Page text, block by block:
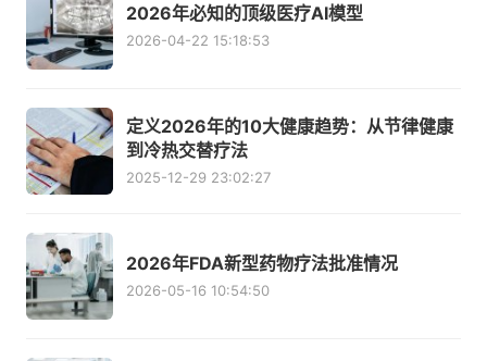
2026年必知的顶级医疗AI模型
2026-04-22 15:18:53
定义2026年的10大健康趋势：从节律健康
到冷热交替疗法
2025-12-29 23:02:27
2026年FDA新型药物疗法批准情况
2026-05-16 10:54:50